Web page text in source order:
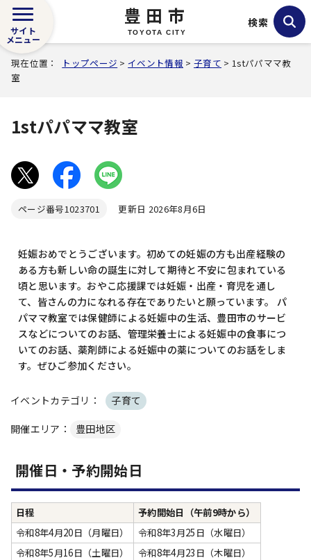
豊田市
TOYOTA CITY
サイト
メニュー
検索
現在位置： トップページ >イベント情報 >子育て > 1stパパママ教
室
1stパパママ教室
ページ番号1023701 更新日 2026年8月6日
妊娠おめでとうございます。初めての妊娠の方も出産経験の
ある方も新しい命の誕生に対して期待と不安に包まれている
頃と思います。おやこ応援課では妊娠・出産・育児を通し
て、皆さんの力になれる存在でありたいと願っています。 パ
パママ教室では保健師による妊娠中の生活、豊田市のサービ
スなどについてのお話、管理栄養士による妊娠中の食事につ
いてのお話、薬剤師による妊娠中の薬についてのお話をしま
す。ぜひご参加ください。
イベントカテゴリ： 子育て
開催エリア： 豊田地区
開催日・予約開始日
日程
予約開始日（午前9時から）
令和8年4月20日（月曜日）
令和8年3月25日（水曜日）
令和8年5月16日（土曜日）
令和8年4月23日（木曜日）